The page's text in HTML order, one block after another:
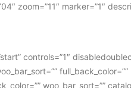
zoom=”11″ marker=”1″
controls=”1″
woo_bar_sort=””